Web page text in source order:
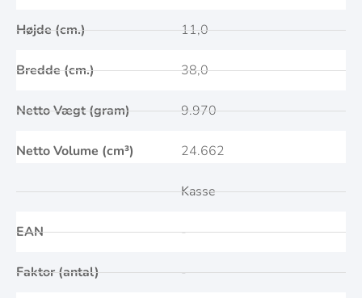
Højde (cm.)
Bredde (cm.)
Netto Vægt (gram)
Netto Volume (cm³)
11,0
38,0
9.970
24.662
EAN
Faktor (antal)
Kasse
-
-